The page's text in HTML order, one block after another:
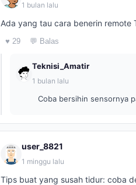
1 bulan lalu
Ada yang tau cara benerin
♥ 29 💬 Balas
Teknisi_Amatir
1 bulan lalu
Coba bersihin sensornya
user_8821
1 minggu lalu
Tips buat yang susah tidur: coba